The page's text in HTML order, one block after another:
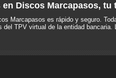
Discos Marcapasos,
Marcapasos es rápido y seguro.
del TPV virtual de la entidad